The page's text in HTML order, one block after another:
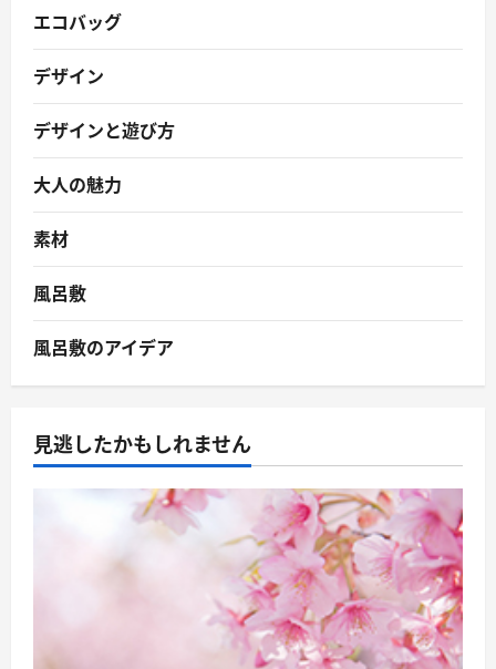
エコバッグ
デザイン
デザインと遊び方
大人の魅力
素材
風呂敷
風呂敷のアイデア
見逃したかもしれません